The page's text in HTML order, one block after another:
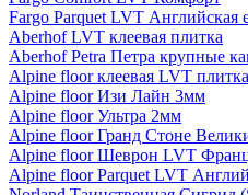
Fargo Parquet LVT Английская
Aberhof LVT клеевая плитка
Aberhof Petra Петра крупные
Alpine floor клеевая LVT плитка
Alpine floor Изи Лайн 3мм
Alpine floor Ультра 2мм
Alpine floor Гранд Стоне
Alpine floor Шеврон LVT
Alpine floor Parquet LVT